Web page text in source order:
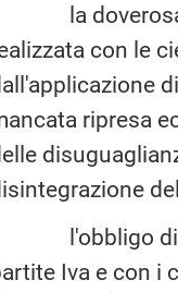
la doverosa
con le
ripresa
l'obbligo di
Iva e con i